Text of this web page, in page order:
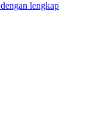
lengkap